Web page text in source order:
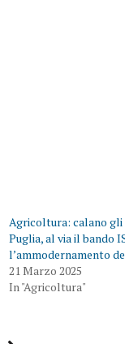
Agricoltura: calano
Puglia, al via il bando
l’ammodernamento
21 Marzo 2025
In "Agricoltura"